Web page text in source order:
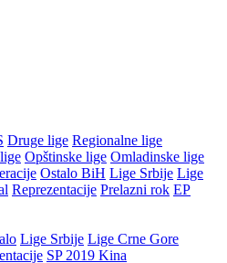
Druge lige Regionalne lige
Opštinske lige Omladinske lige
Ostalo BiH Lige Srbije Lige
Reprezentacije Prelazni rok EP
Lige Srbije Lige Crne Gore
SP 2019 Kina